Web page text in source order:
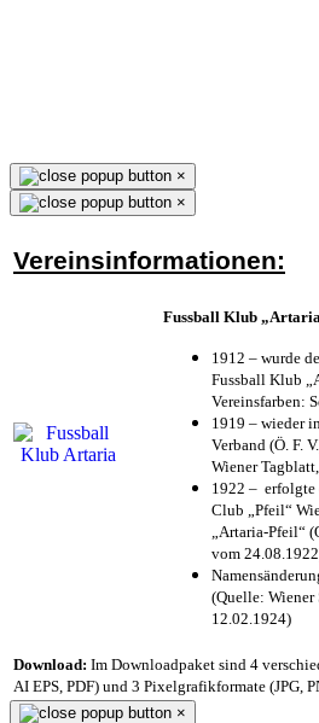
×
×
Vereinsinformationen:
Fussball Klub
1912 – wurde
Fussball Klub
Vereinsfarben:
1919 – wieder
Verband (Ö. F.
Wiener
1922 – erfolgte
Club „Pfeil“
„Artaria-Pfeil“
vom
(Quelle:
12.02.1924)
Download: Im Downloadpaket sind 4
AI EPS, PDF) und 3 Pixelgrafikformate (JPG,
×